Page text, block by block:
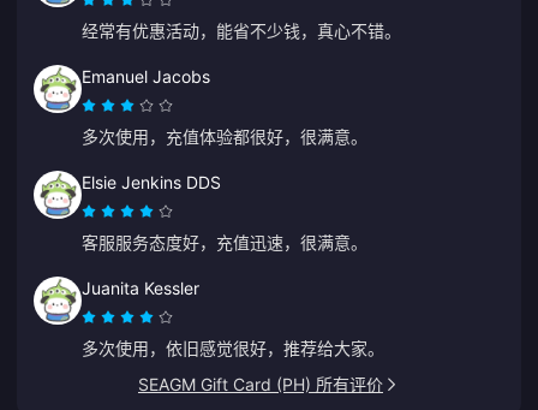
经常有优惠活动，能省不少钱，真心不错。
Emanuel Jacobs
多次使用，充值体验都很好，很满意。
Elsie Jenkins DDS
客服服务态度好，充值迅速，很满意。
Juanita Kessler
多次使用，依旧感觉很好，推荐给大家。
SEAGM Gift Card (PH) 所有评价